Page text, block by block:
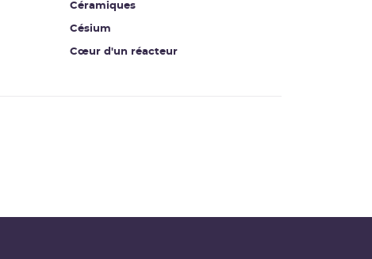
Céramiques
Césium
Cœur d'un réacteur